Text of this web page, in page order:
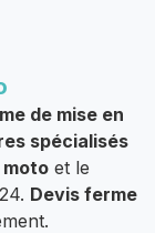
de mise en
spécialisés
moto et le
Devis ferme